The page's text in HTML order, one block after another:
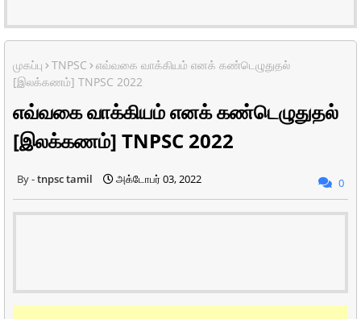
முகப்பு TNPSC
எவ்வகை வாக்கியம் எனக் கண்டெழுதுதல்
[இலக்கணம்] TNPSC 2022
எவ்வகை வாக்கியம் எனக் கண்டெழுதுதல்
[இலக்கணம்] TNPSC 2022
tnpsc tamil அக்டோபர் 03, 2022 0